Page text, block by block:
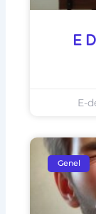
E
E-
Genel